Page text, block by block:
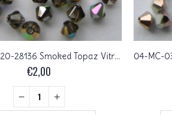
04-MC-10220-28136 Smoked Topaz Vitrail Medium bicones 4 mm 50 stuks
€2,00